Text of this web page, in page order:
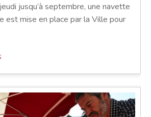
jusqu’à septembre, une navette
est mise en place par la Ville pour